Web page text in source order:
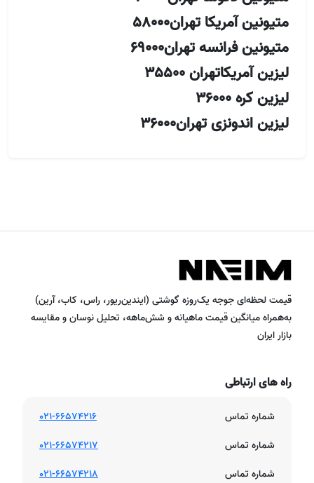
متیونین آمریکا تهران58000
متیونین فرانسه تهران69000
لیزین آمریکاتهران 35500
لیزین کره 36000
لیزین اندونزی تهران36000
قیمت لحظه‌ای جوجه یک‌روزه گوشتی (ایندین‌ریور، راس، کاب، آرین)
به‌همراه میانگین قیمت ماهیانه و شش‌ماهه، تحلیل نوسان و مقایسه
بازار ایران
راه های ارتباطی
شماره تماس
021-66574216
شماره تماس
021-66574217
شماره تماس
021-66574218